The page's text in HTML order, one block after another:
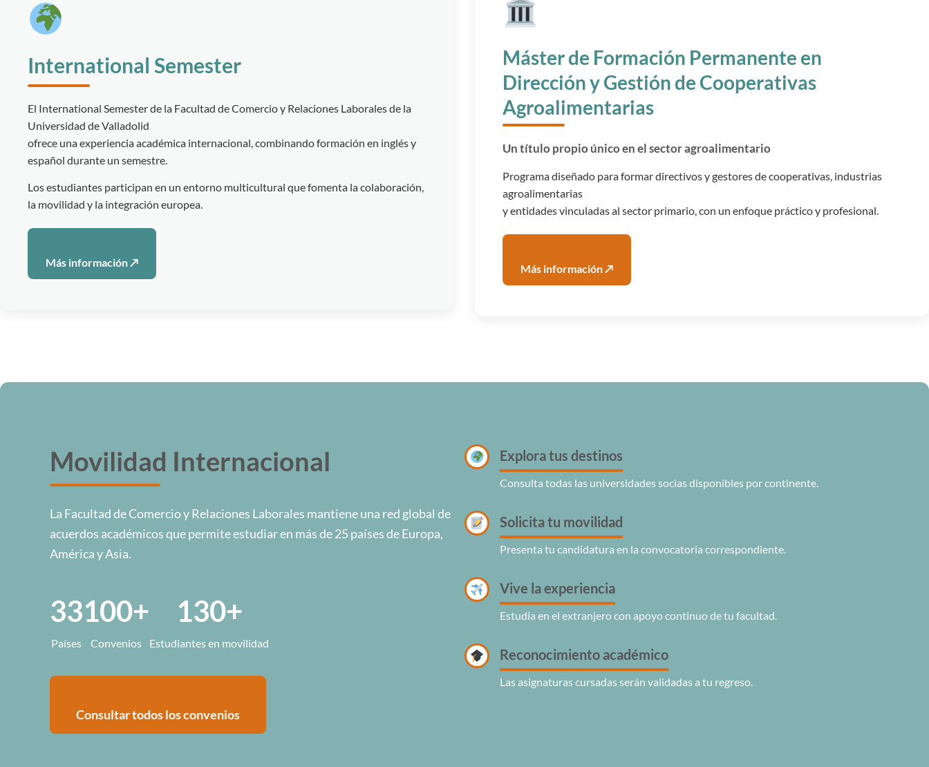
International Semester
El International Semester de la Facultad de Comercio y Relaciones Laborales de la
Universidad de Valladolid
ofrece una experiencia académica internacional, combinando formación en inglés y
español durante un semestre.
Los estudiantes participan en un entorno multicultural que fomenta la colaboración,
la movilidad y la integración europea.
Más información ↗
Máster de Formación Permanente en
Dirección y Gestión de Cooperativas
Agroalimentarias
Un título propio único en el sector agroalimentario
Programa diseñado para formar directivos y gestores de cooperativas, industrias
agroalimentarias
y entidades vinculadas al sector primario, con un enfoque práctico y profesional.
Más información ↗
Movilidad Internacional
La Facultad de Comercio y Relaciones Laborales mantiene una red global de
acuerdos académicos que permite estudiar en más de 25 países de Europa,
América y Asia.
33
Países
100+
Convenios
130+
Estudiantes en movilidad
Consultar todos los convenios
Explora tus destinos
Consulta todas las universidades socias disponibles por continente.
Solicita tu movilidad
Presenta tu candidatura en la convocatoria correspondiente.
Vive la experiencia
Estudia en el extranjero con apoyo continuo de tu facultad.
Reconocimiento académico
Las asignaturas cursadas serán validadas a tu regreso.